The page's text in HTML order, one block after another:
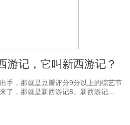
游记，它叫新西游记？
手，那就是豆瓣评分9分以上的综艺节
了，那就是新西游记8。新西游记...